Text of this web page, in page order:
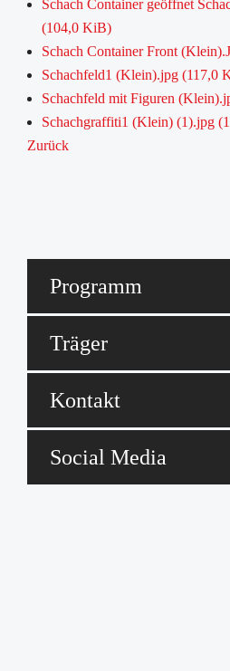
Schach Container geöffnet
(104,0 KiB)
Schach Container Front
Schachfeld1 (Klein).jpg (117,0
Schachfeld mit Figuren
Schachgraffiti1 (Klein) (1).jpg
Zurück
Programm
Träger
Kontakt
Social Media